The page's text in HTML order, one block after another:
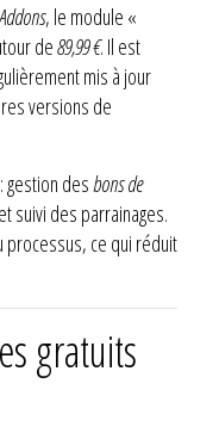
, le module «
de89,99 €. Il est
mis à jour
versions de
gestion des bons de
suivi des parrainages.
ce qui réduit
gratuits